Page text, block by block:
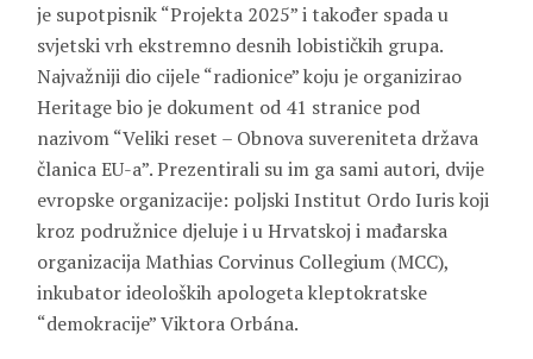
je supotpisnik “Projekta 2025” i također spada u
svjetski vrh ekstremno desnih lobističkih grupa.
Najvažniji dio cijele “radionice” koju je organizirao
Heritage bio je dokument od 41 stranice pod
nazivom “Veliki reset – Obnova suvereniteta država
članica EU-a”. Prezentirali su im ga sami autori, dvije
evropske organizacije: poljski Institut Ordo Iuris koji
kroz podružnice djeluje i u Hrvatskoj i mađarska
organizacija Mathias Corvinus Collegium (MCC),
inkubator ideoloških apologeta kleptokratske
“demokracije” Viktora Orbána.